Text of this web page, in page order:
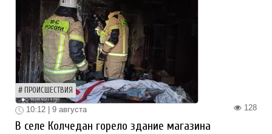
ПРОИСШЕСТВИЯ
128
10:12 | 9 августа
В селе Колчедан горело здание магазина